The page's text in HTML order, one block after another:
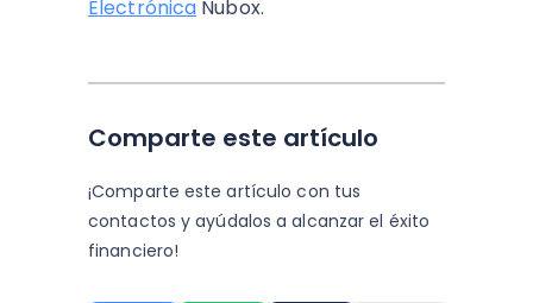
Electrónica Nubox.
Comparte este artículo
¡Comparte este artículo con tus
contactos y ayúdalos a alcanzar el éxito
financiero!